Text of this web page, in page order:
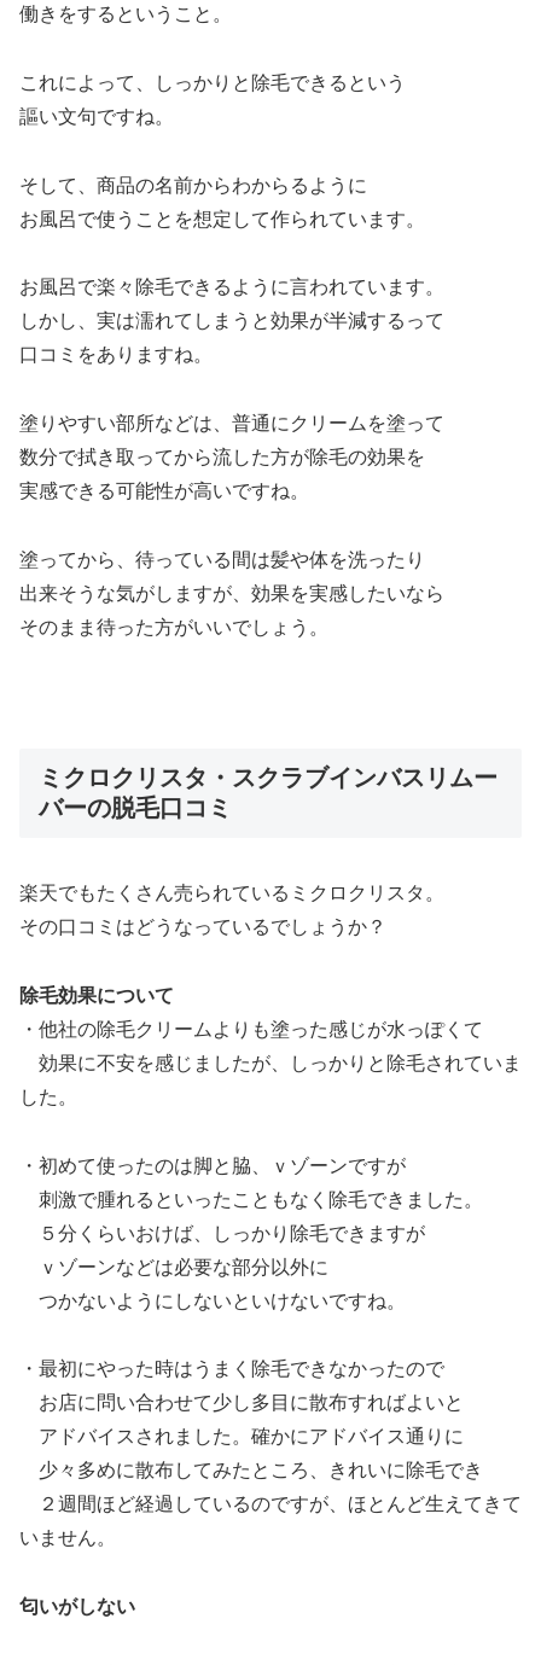
働きをするということ。
これによって、しっかりと除毛できるという
謳い文句ですね。
そして、商品の名前からわからるように
お風呂で使うことを想定して作られています。
お風呂で楽々除毛できるように言われています。
しかし、実は濡れてしまうと効果が半減するって
口コミをありますね。
塗りやすい部所などは、普通にクリームを塗って
数分で拭き取ってから流した方が除毛の効果を
実感できる可能性が高いですね。
塗ってから、待っている間は髪や体を洗ったり
出来そうな気がしますが、効果を実感したいなら
そのまま待った方がいいでしょう。
ミクロクリスタ・スクラブインバスリムー
バーの脱毛口コミ
楽天でもたくさん売られているミクロクリスタ。
その口コミはどうなっているでしょうか？
除毛効果について
・他社の除毛クリームよりも塗った感じが水っぽくて
効果に不安を感じましたが、しっかりと除毛されていま
した。
・初めて使ったのは脚と脇、ｖゾーンですが
刺激で腫れるといったこともなく除毛できました。
５分くらいおけば、しっかり除毛できますが
ｖゾーンなどは必要な部分以外に
つかないようにしないといけないですね。
・最初にやった時はうまく除毛できなかったので
お店に問い合わせて少し多目に散布すればよいと
アドバイスされました。確かにアドバイス通りに
少々多めに散布してみたところ、きれいに除毛でき
２週間ほど経過しているのですが、ほとんど生えてきて
いません。
匂いがしない